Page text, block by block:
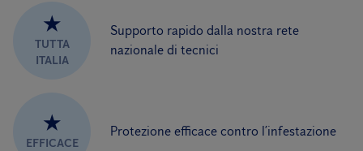
★
TUTTA
ITALIA
Supporto rapido dalla nostra rete
nazionale di tecnici
★
EFFICACE
Protezione efficace contro l’infestazione